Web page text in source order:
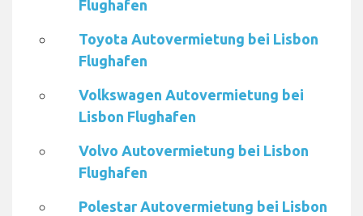
Flughafen
Toyota Autovermietung bei Lisbon
Flughafen
Volkswagen Autovermietung bei
Lisbon Flughafen
Volvo Autovermietung bei Lisbon
Flughafen
Polestar Autovermietung bei Lisbon